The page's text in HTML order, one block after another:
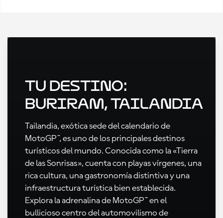
Tu destino:
Buriram, Tailandia
Tailandia, exótica sede del calendario de
MotoGP™, es uno de los principales destinos
turísticos del mundo. Conocida como la «Tierra
de las Sonrisas», cuenta con playas vírgenes, una
rica cultura, una gastronomía distintiva y una
infraestructura turística bien establecida.
Explora la adrenalina de MotoGP™ en el
bullicioso centro del automovilismo de